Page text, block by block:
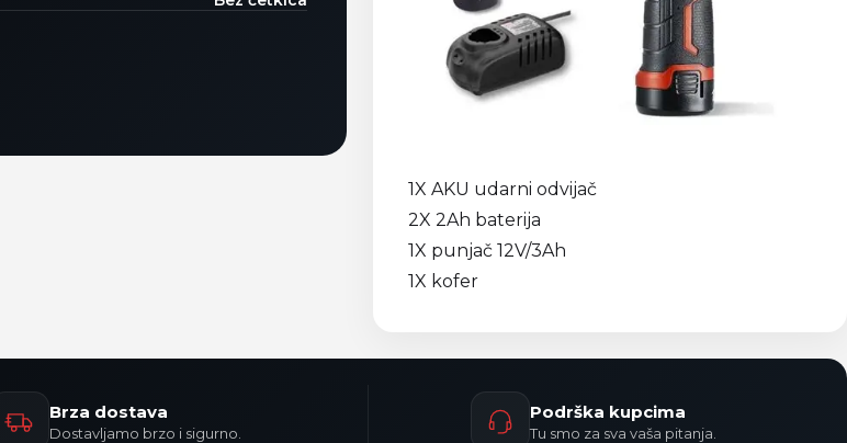
1X AKU udarni odvijač
2X 2Ah baterija
1X punjač 12V/3Ah
1X kofer
Brza dostava
Dostavljamo brzo i sigurno.
Podrška kupcima
Tu smo za sva vaša pitanja.